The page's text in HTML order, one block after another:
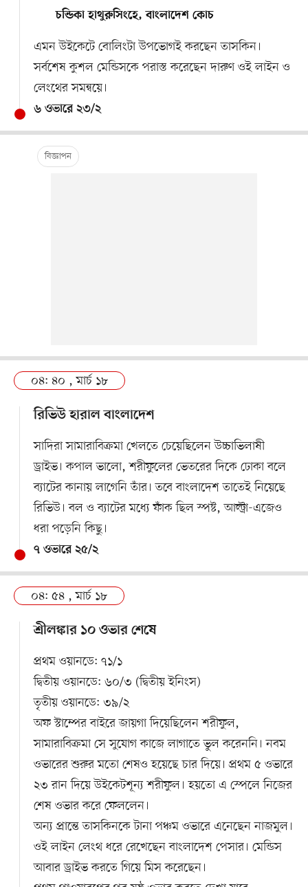
চন্ডিকা হাথুরুসিংহে, বাংলাদেশ কোচ
এমন উইকেটে বোলিংটা উপভোগই করছেন তাসকিন।
সর্বশেষ কুশল মেন্ডিসকে পরাস্ত করেছেন দারুণ ওই লাইন ও
লেংথের সমন্বয়ে।
৬ ওভারে ২৩/২
০৪: ৪০ , মার্চ ১৮
রিভিউ হারাল বাংলাদেশ
সাদিরা সামারাবিক্রমা খেলতে চেয়েছিলেন উচ্চাভিলাষী
ড্রাইভ। কপাল ভালো, শরীফুলের ভেতরের দিকে ঢোকা বলে
ব্যাটের কানায় লাগেনি তাঁর। তবে বাংলাদেশ তাতেই নিয়েছে
রিভিউ। বল ও ব্যাটের মধ্যে ফাঁক ছিল স্পষ্ট, আল্ট্রা-এজেও
ধরা পড়েনি কিছু।
৭ ওভারে ২৫/২
০৪: ৫৪ , মার্চ ১৮
শ্রীলঙ্কার ১০ ওভার শেষে
প্রথম ওয়ানডে: ৭১/১
দ্বিতীয় ওয়ানডে: ৬০/৩ (দ্বিতীয় ইনিংস)
তৃতীয় ওয়ানডে: ৩৯/২
অফ স্টাম্পের বাইরে জায়গা দিয়েছিলেন শরীফুল,
সামারাবিক্রমা সে সুযোগ কাজে লাগাতে ভুল করেননি। নবম
ওভারের শুরুর মতো শেষও হয়েছে চার দিয়ে। প্রথম ৫ ওভারে
২৩ রান দিয়ে উইকেটশূন্য শরীফুল। হয়তো এ স্পেলে নিজের
শেষ ওভার করে ফেললেন।
অন্য প্রান্তে তাসকিনকে টানা পঞ্চম ওভারে এনেছেন নাজমুল।
ওই লাইন লেংথ ধরে রেখেছেন বাংলাদেশ পেসার। মেন্ডিস
আবার ড্রাইভ করতে গিয়ে মিস করেছেন।